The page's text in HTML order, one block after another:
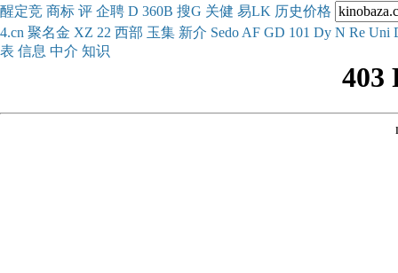
醒定竞 商标 评 企聘 D 360B 搜G 关健 易LK 历史价格
4.cn 聚名金 XZ 22 西部 玉集 新介 Sedo AF GD 101 Dy N Re Uni
表 信息 中介 知识